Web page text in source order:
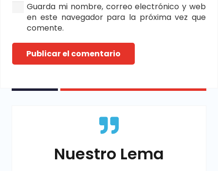
Guarda mi nombre, correo electrónico y web
en este navegador para la próxima vez que
comente.
Publicar el comentario
Nuestro Lema